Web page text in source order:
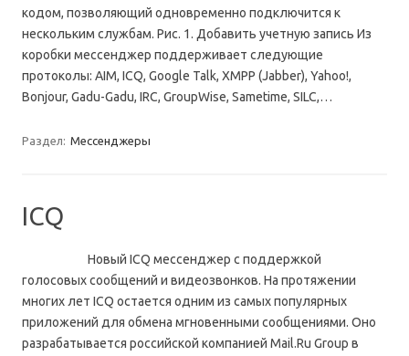
кодом, позволяющий одновременно подключится к
нескольким службам. Рис. 1. Добавить учетную запись Из
коробки мессенджер поддерживает следующие
протоколы: AIM, ICQ, Google Talk, XMPP (Jabber), Yahoo!,
Bonjour, Gadu-Gadu, IRC, GroupWise, Sametime, SILC,…
Раздел: Мессенджеры
ICQ
Новый ICQ мессенджер с поддержкой
голосовых сообщений и видеозвонков. На протяжении
многих лет ICQ остается одним из самых популярных
приложений для обмена мгновенными сообщениями. Оно
разрабатывается российской компанией Mail.Ru Group в